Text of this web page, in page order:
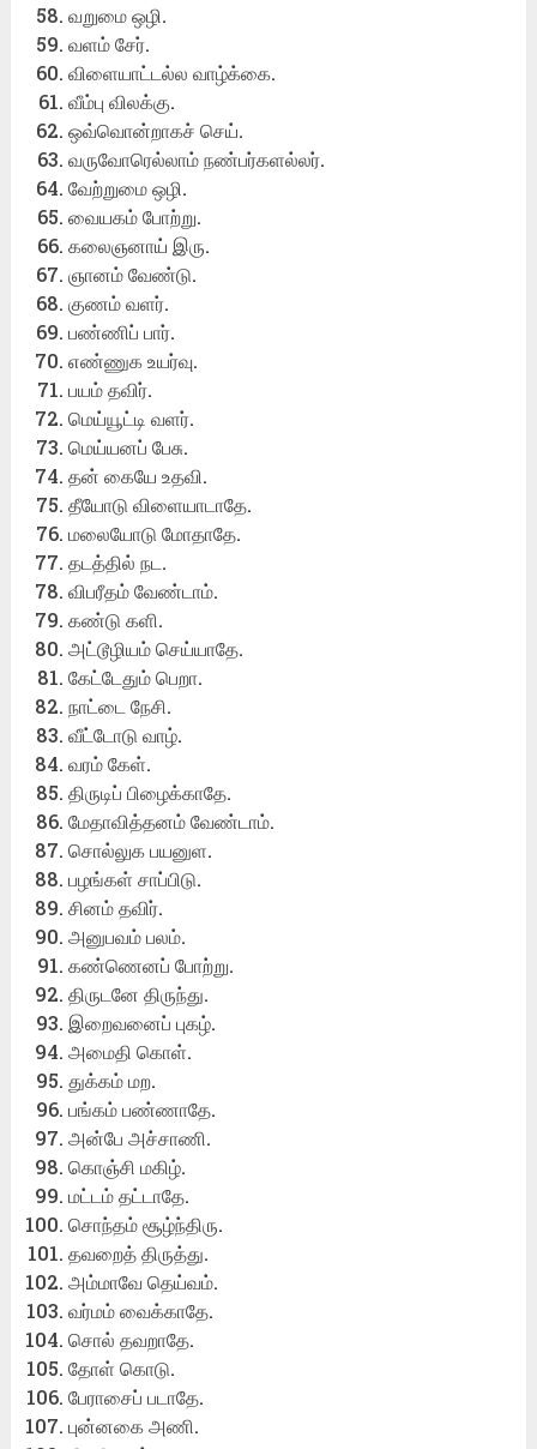
வறுமை ஒழி.
வளம் சேர்.
விளையாட்டல்ல வாழ்க்கை.
வீம்பு விலக்கு.
ஒவ்வொன்றாகச் செய்.
வருவோரெல்லாம் நண்பர்களல்லர்.
வேற்றுமை ஒழி.
வையகம் போற்று.
கலைஞனாய் இரு.
ஞானம் வேண்டு.
குணம் வளர்.
பண்ணிப் பார்.
எண்ணுக உயர்வு.
பயம் தவிர்.
மெய்யூட்டி வளர்.
மெய்யனப் பேசு.
தன் கையே உதவி.
தீயோடு விளையாடாதே.
மலையோடு மோதாதே.
தடத்தில் நட.
விபரீதம் வேண்டாம்.
கண்டு களி.
அட்டூழியம் செய்யாதே.
கேட்டேதும் பெறா.
நாட்டை நேசி.
வீட்டோடு வாழ்.
வரம் கேள்.
திருடிப் பிழைக்காதே.
மேதாவித்தனம் வேண்டாம்.
சொல்லுக பயனுள.
பழங்கள் சாப்பிடு.
சினம் தவிர்.
அனுபவம் பலம்.
கண்ணெனப் போற்று.
திருடனே திருந்து.
இறைவனைப் புகழ்.
அமைதி கொள்.
துக்கம் மற.
பங்கம் பண்ணாதே.
அன்பே அச்சாணி.
கொஞ்சி மகிழ்.
மட்டம் தட்டாதே.
சொந்தம் சூழ்ந்திரு.
தவறைத் திருத்து.
அம்மாவே தெய்வம்.
வர்மம் வைக்காதே.
சொல் தவறாதே.
தோள் கொடு.
பேராசைப் படாதே.
புன்னகை அணி.